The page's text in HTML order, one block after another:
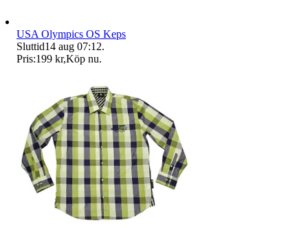
USA Olympics OS Keps
Sluttid14 aug 07:12.
Pris:199 kr,Köp nu.